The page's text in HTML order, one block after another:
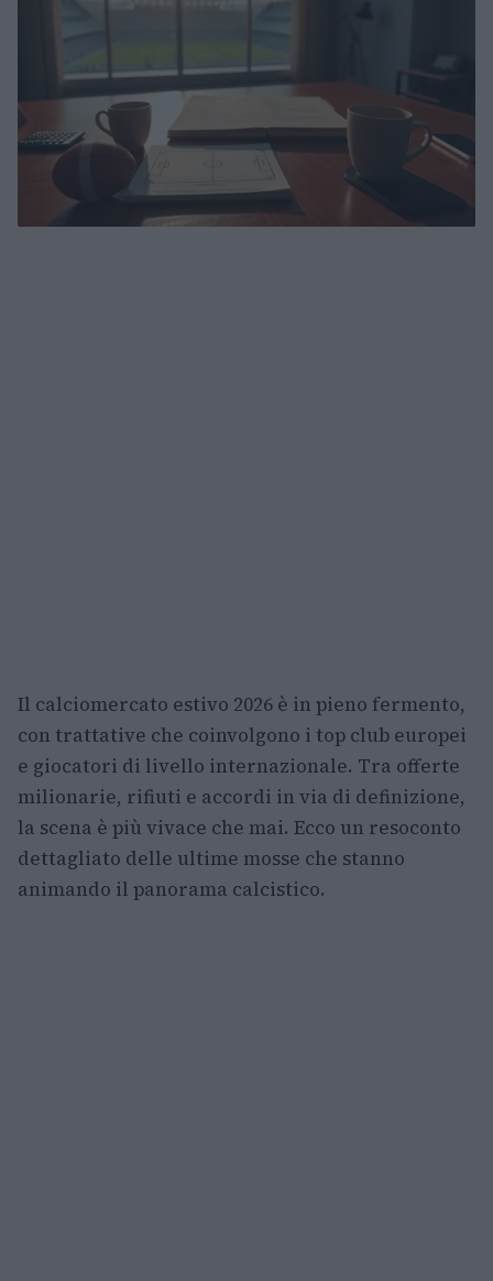
Il calciomercato estivo 2026 è in pieno fermento,
con trattative che coinvolgono i top club europei
e giocatori di livello internazionale. Tra offerte
milionarie, rifiuti e accordi in via di definizione,
la scena è più vivace che mai. Ecco un resoconto
dettagliato delle ultime mosse che stanno
animando il panorama calcistico.